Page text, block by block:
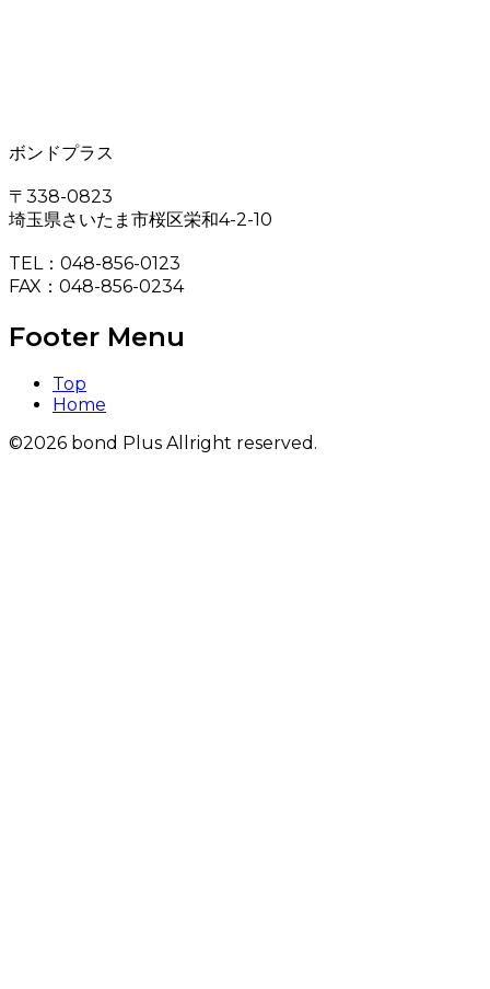
ボンドプラス
〒338-0823
埼玉県さいたま市桜区栄和4-2-10
TEL：048-856-0123
FAX：048-856-0234
Footer Menu
Top
Home
©2026 bond Plus Allright reserved.